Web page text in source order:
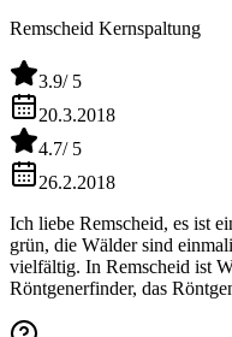
Remscheid Kernspaltung
3.9/ 5
20.3.2018
4.7/ 5
26.2.2018
Ich liebe Remscheid, es ist
grün, die Wälder sind
vielfältig. In Remscheid ist
Röntgenerfinder, das
einmaliges Einkaufscenter,